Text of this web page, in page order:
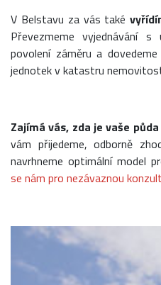
V Belstavu za vás také
Převezmeme vyjednávání
povolení záměru a
jednotek v katastru
Zajímá vás, zda je vaše
vám přijedeme, odborně
navrhneme optimální model
se nám pro nezávaznou